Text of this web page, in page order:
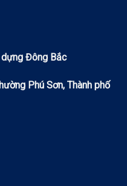
Đông Bắc
Phú Sơn, Thành phố